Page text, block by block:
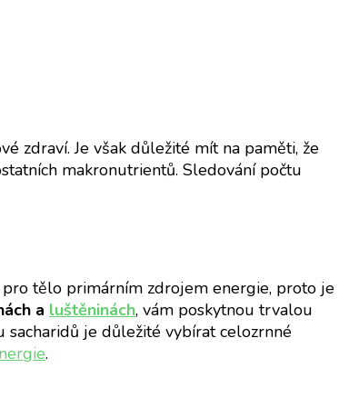
zdraví. Je však důležité mít na paměti, že
makronutrientů. Sledování počtu
tělo primárním zdrojem energie, proto je
a luštěninách, vám poskytnou trvalou
sacharidů je důležité vybírat celozrnné
.